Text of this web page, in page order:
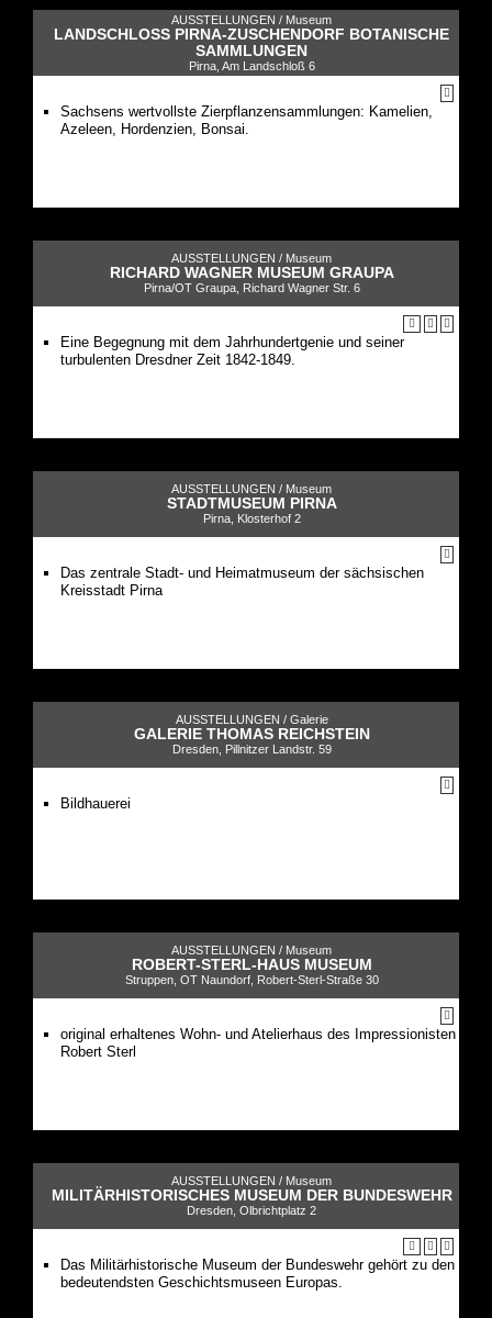
AUSSTELLUNGEN / Museum
LANDSCHLOSS PIRNA-ZUSCHENDORF BOTANISCHE S
AMMLUNGEN
Pirna, Am Landschloß 6
Sachsens wertvollste Zierpflanzensammlungen: Kamelien,
Azeleen, Hordenzien, Bonsai.
AUSSTELLUNGEN / Museum
RICHARD WAGNER MUSEUM GRAUPA
Pirna/OT Graupa, Richard Wagner Str. 6
Eine Begegnung mit dem Jahrhundertgenie und seiner
turbulenten Dresdner Zeit 1842-1849.
AUSSTELLUNGEN / Museum
STADTMUSEUM PIRNA
Pirna, Klosterhof 2
Das zentrale Stadt- und Heimatmuseum der sächsischen
Kreisstadt Pirna
AUSSTELLUNGEN / Galerie
GALERIE THOMAS REICHSTEIN
Dresden, Pillnitzer Landstr. 59
Bildhauerei
AUSSTELLUNGEN / Museum
ROBERT-STERL-HAUS MUSEUM
Struppen, OT Naundorf, Robert-Sterl-Straße 30
original erhaltenes Wohn- und Atelierhaus des Impressionisten
Robert Sterl
AUSSTELLUNGEN / Museum
MILITÄRHISTORISCHES MUSEUM DER BUNDESWEHR
Dresden, Olbrichtplatz 2
Das Militärhistorische Museum der Bundeswehr gehört zu den
bedeutendsten Geschichtsmuseen Europas.